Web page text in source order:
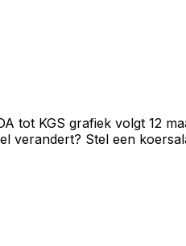
tot KGS grafiek volgt 12
verandert? Stel een